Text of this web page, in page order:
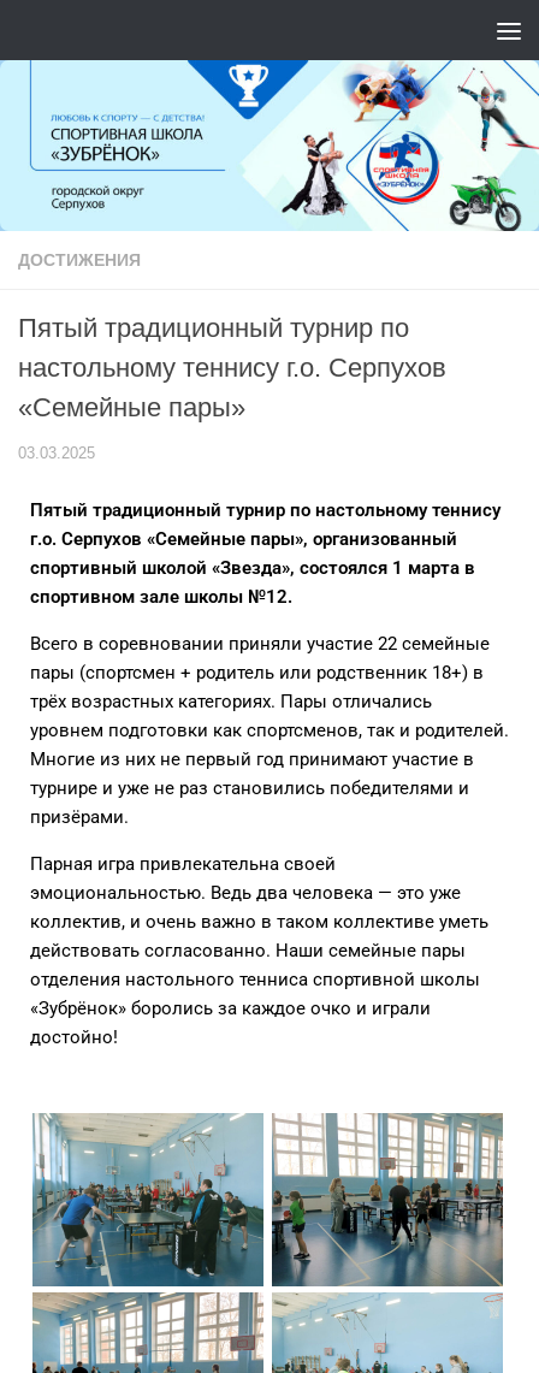
ДОСТИЖЕНИЯ
Пятый традиционный турнир по
настольному теннису г.о. Серпухов
«Семейные пары»
03.03.2025
Пятый традиционный турнир по настольному теннису
г.о. Серпухов «Семейные пары», организованный
спортивный школой «Звезда», состоялся 1 марта в
спортивном зале школы №12.
Всего в соревновании приняли участие 22 семейные
пары (спортсмен + родитель или родственник 18+) в
трёх возрастных категориях. Пары отличались
уровнем подготовки как спортсменов, так и родителей.
Многие из них не первый год принимают участие в
турнире и уже не раз становились победителями и
призёрами.
Парная игра привлекательна своей
эмоциональностью. Ведь два человека — это уже
коллектив, и очень важно в таком коллективе уметь
действовать согласованно. Наши семейные пары
отделения настольного тенниса спортивной школы
«Зубрёнок» боролись за каждое очко и играли
достойно!